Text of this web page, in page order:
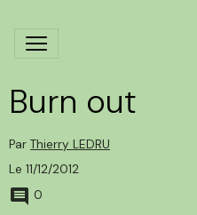
Burn out
Par Thierry LEDRU
Le 11/12/2012
0